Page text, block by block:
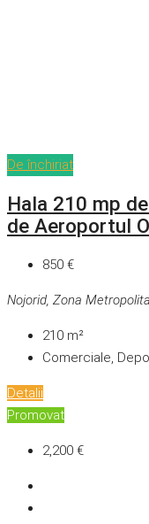
De închiriat
Hala 210 mp
de Aeroportul
850 €
Nojorid, Zona
210 m²
Comerciale,
Detalii
Promovat
2,200 €